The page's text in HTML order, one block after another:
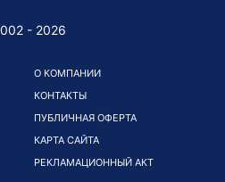
- 2026
О КОМПАНИИ
КОНТАКТЫ
ПУБЛИЧНАЯ ОФЕРТА
КАРТА САЙТА
РЕКЛАМАЦИОННЫЙ АКТ